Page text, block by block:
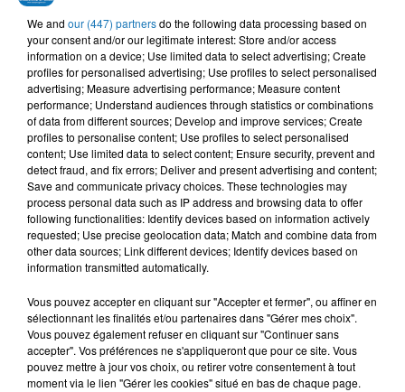
OKBA DJOMATI, YASMINE
BELKACEM
Ya Lasmar
DJ KEM'S, CHEBA
YAMINA
Chaoui Gang
KADER JAPONAIS, REDA
SOUSSIA
Rani Maghmoum
L'HOROSCOPE
Bélier Taureau Gémeaux
We and our (447) partnersdo the following data processing based on
your consent and/or our legitimate interest: Store and/or access
information on a device; Use limited data to select advertising; Create
profiles for personalised advertising; Use profiles to select personalised
advertising; Measure advertising performance; Measure content
performance; Understand audiences through statistics or combinations
of data from different sources; Develop and improve services; Create
profiles to personalise content; Use profiles to select personalised
content; Use limited data to select content; Ensure security, prevent and
detect fraud, and fix errors; Deliver and present advertising and content;
Save and communicate privacy choices. These technologies may
process personal data such as IP address and browsing data to offer
following functionalities: Identify devices based on information actively
requested; Use precise geolocation data; Match and combine data from
other data sources; Link different devices; Identify devices based on
information transmitted automatically.
Vous pouvez accepter en cliquant sur "Accepter et fermer", ou affiner en
sélectionnant les finalités et/ou partenaires dans "Gérer mes choix".
Vous pouvez également refuser en cliquant sur "Continuer sans
accepter". Vos préférences ne s'appliqueront que pour ce site. Vous
pouvez mettre à jour vos choix, ou retirer votre consentement à tout
moment via le lien "Gérer les cookies" situé en bas de chaque page.